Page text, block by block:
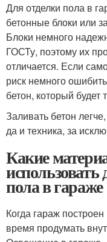
Для отделки пола в
бетонные блоки или
Блоки немного
ГОСТу, поэтому их
отличается. Если
риск немного
бетон, который будет
Заливать бетон
да и техника, за
Какие
использовать
пола в гараже
Когда гараж
время продумать